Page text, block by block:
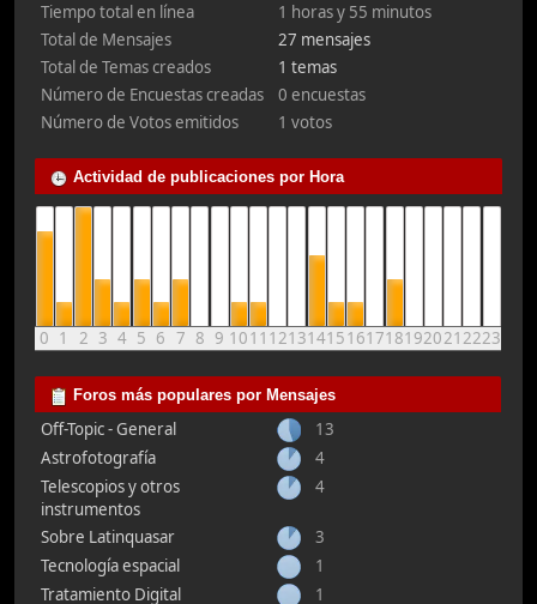
Tiempo total en línea
1 horas y 55 minutos
Total de Mensajes
27 mensajes
Total de Temas creados
1 temas
Número de Encuestas creadas
0 encuestas
Número de Votos emitidos
1 votos
Actividad de publicaciones por Hora
0 1 2 3 4 5 6 7 8 9 1011 121314151617181920212223
Foros más populares por Mensajes
Off-Topic - General
13
Astrofotografía
4
Telescopios y otros
instrumentos
4
Sobre Latinquasar
3
Tecnología espacial
1
Tratamiento Digital
1